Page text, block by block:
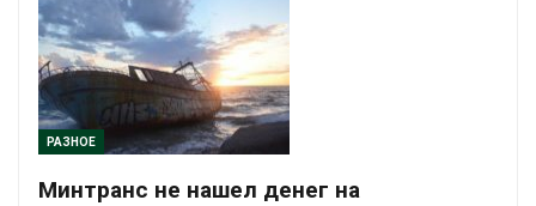
РАЗНОЕ
Минтранс не нашел денег на